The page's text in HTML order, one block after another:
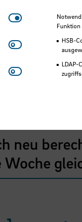
HSB
das
neu
Notwendige
Funktion
HSB-
LDAP-
Matomo
Youtube